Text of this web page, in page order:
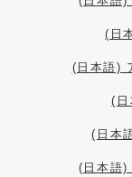
(日
(日本語)
(日
(日本
(日本語)